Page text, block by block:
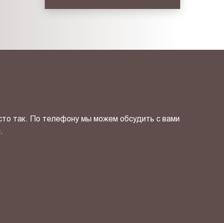
так. По телефону мы можем обсудить с вами